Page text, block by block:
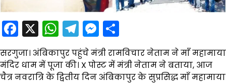
Facebook
X WhatsApp
Telegram
Messenger
सरगुजा। अंबिकापुर पहुंचे मंत्री रामविचार नेताम ने माँ महामाया
मंदिर धाम में पूजा की। X पोस्ट में मंत्री नेताम ने बताया, आज
चैत्र नवरात्रि के द्वितीय दिन अंबिकापुर के सुप्रसिद्ध माँ महामाया